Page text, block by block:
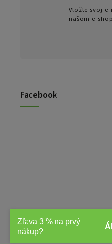
Facebook
Vložte svoj
našom e-
VytvořilShoptet| Design
Zľava 3 % na prvý
nákup?